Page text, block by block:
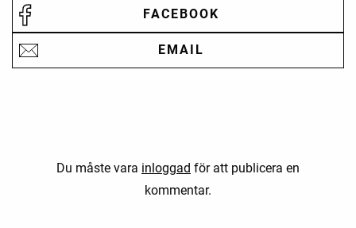
FACEBOOK
EMAIL
Du måste vara inloggad för att publicera en
kommentar.